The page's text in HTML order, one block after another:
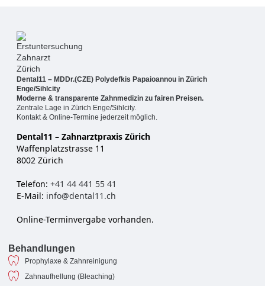
Dental11 – MDDr.(CZE) Polydefkis Papaioannou in Zürich
Enge/Sihlcity
Moderne & transparente Zahnmedizin zu fairen Preisen.
Zentrale Lage in Zürich Enge/Sihlcity.
Kontakt & Online-Termine jederzeit möglich.
Dental11 – Zahnarztpraxis Zürich
Waffenplatzstrasse 11
8002 Zürich
Telefon: +41 44 441 55 41
E-Mail: info@dental11.ch
Online-Terminvergabe vorhanden.
Behandlungen
Prophylaxe & Zahnreinigung
Zahnaufhellung (Bleaching)